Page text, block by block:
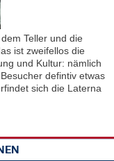
Teller und die
ist zweifellos die
und Kultur: nämlich
defintiv etwas
sich die Laterna